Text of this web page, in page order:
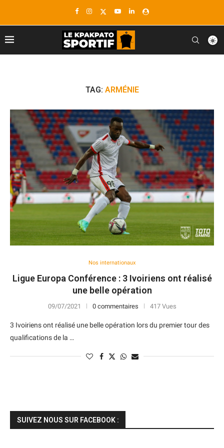
TAG: ARMÉNIE
Nos internationaux
Ligue Europa Conférence : 3 Ivoiriens ont réalisé
une belle opération
09/07/2021 0 commentaires 417 Vues
3 Ivoiriens ont réalisé une belle opération lors du premier tour des
qualifications de la …
SUIVEZ NOUS SUR FACEBOOK :